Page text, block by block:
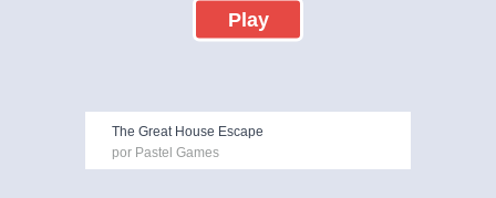
Play
The Great House Escape
por Pastel Games